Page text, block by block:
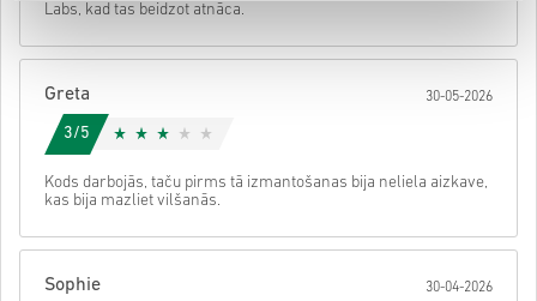
• Pabeidz pasūtījumu
Pēc tam saņemsi e-pastu ar drošu saiti, lai piekļūtu savam kodam.
Labs, kad tas beidzot atnāca.
Greta 30-05-2026
3/5
Kods darbojās, taču pirms tā izmantošanas bija neliela aizkave,
kas bija mazliet vilšanās.
Sophie 30-04-2026